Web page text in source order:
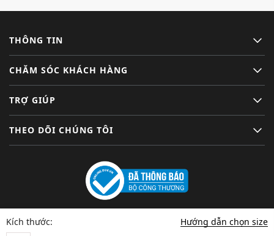
Kích thước: Hướng dẫn chọn size
THÔNG TIN
CHĂM SÓC KHÁCH HÀNG
TRỢ GIÚP
THEO DÕI CHÚNG TÔI